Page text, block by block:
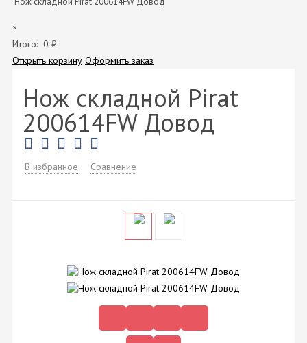
×
Итого: 0 ₽
Открыть корзину Оформить заказ
Нож складной Pirat
200614FW Довод
В избранное Сравнение